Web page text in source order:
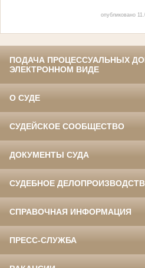
опубликовано
ПОДАЧА ПРОЦЕССУАЛЬНЫХ
ЭЛЕКТРОННОМ ВИДЕ
О СУДЕ
СУДЕЙСКОЕ СООБЩЕСТВО
ДОКУМЕНТЫ СУДА
СУДЕБНОЕ
СПРАВОЧНАЯ ИНФОРМАЦИЯ
ПРЕСС-СЛУЖБА